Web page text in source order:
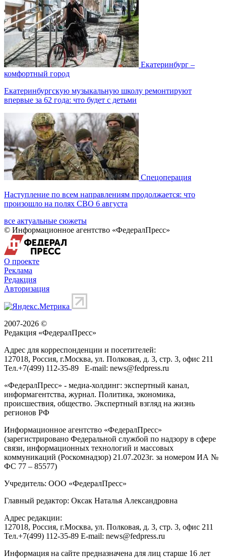
Екатеринбург –
комфортный город
Екатеринбургскую музыкальную школу ремонтируют
впервые за 62 года: что будет с детьми
Спецоперация
Наступление по всем направлениям продолжается: что
произошло на полях СВО 6 августа
все актуальные сюжеты
© Информационное агентство «ФедералПресс»
О проекте
Реклама
Редакция
Авторизация
2007-2026 ©
Редакция «ФедералПресс»
Адрес для корреспонденции и посетителей:
127018, Россия, г.Москва, ул. Полковая, д. 3, стр. 3, офис 211
Тел.+7(499) 112-35-89 E-mail: news@fedpress.ru
«ФедералПресс» - медиа-холдинг: экспертный канал,
информагентства, журнал. Политика, экономика,
происшествия, общество. Экспертный взгляд на жизнь
регионов РФ
Информационное агентство «ФедералПресс»
(зарегистрировано Федеральной службой по надзору в сфере
связи, информационных технологий и массовых
коммуникаций (Роскомнадзор) 21.07.2023г. за номером ИА №
ФС 77 – 85577)
Учредитель: ООО «ФедералПресс»
Главный редактор: Оксак Наталья Александровна
Адрес редакции:
127018, Россия, г.Москва, ул. Полковая, д. 3, стр. 3, офис 211
Тел.+7(499) 112-35-89 E-mail: news@fedpress.ru
Информация на сайте предназначена для лиц старше 16 лет